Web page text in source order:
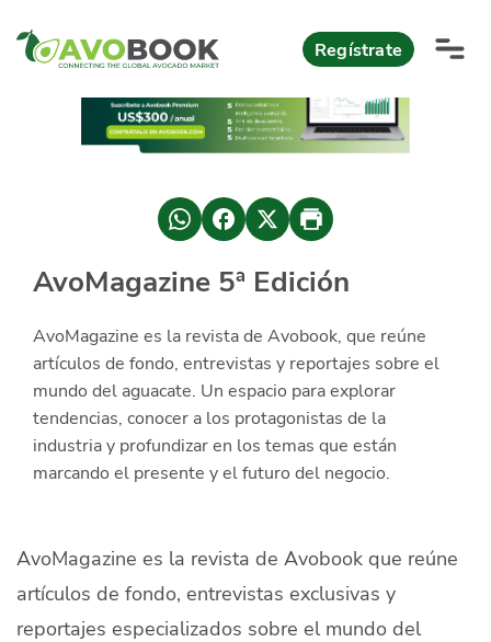
Regístrate
AvoReports
AvoComments
AvoMagazine
AvoEvents
Iniciar Sesión
Productores
AvoMagazine 5ª Edición
AvoMagazine es la revista de Avobook, que reúne
artículos de fondo, entrevistas y reportajes sobre el
mundo del aguacate. Un espacio para explorar
tendencias, conocer a los protagonistas de la
industria y profundizar en los temas que están
marcando el presente y el futuro del negocio.
AvoMagazine es la revista de Avobook que reúne
artículos de fondo, entrevistas exclusivas y
reportajes especializados sobre el mundo del